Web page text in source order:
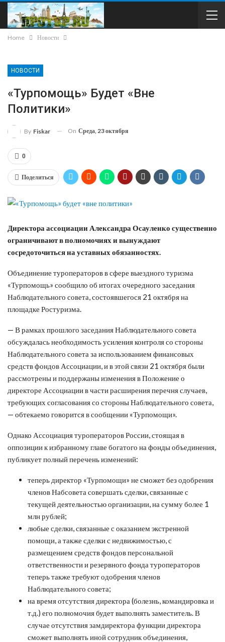
Home Новости
НОВОСТИ
«Турпомощь» Будет «вне
Политики»
By Fiskar On Среда, 23 октября
0
Поделиться
Директора ассоциации Александра Осауленко существенно
ограничивают в полномочиях и вынуждают
сосредоточиться на уставных обязанностях.
Объединение туроператоров в сфере выездного туризма
«Турпомощь» сообщило об итогах очередного заседания
Наблюдательного совета, состоявшегося 21 октября на
площадке Ростуризма.
— В рамках прошлого заседания Наблюдательного совета
обсуждалась необходимость усиления контроля со стороны
Наблюдательного совета за использованием финансовых
средств фондов Ассоциации, и в этой связи 21 октября были
рассмотрены и поддержаны изменения в Положение о
директоре Ассоциации в части расширения перечня случаев,
требующих согласования со стороны Наблюдательного совета,
— обтекаемо говорится в сообщении «Турпомощи».
Однако Ассоциация туроператоров России, стоящая в
оппозиции к избранному главе богатого на фонды объединения,
публикует полный перечень изменений:
теперь директор «Турпомощи» не сможет без одобрения
членов Набсовета совершать сделки, связанные с
текущей деятельностью организации, на сумму более 1
млн рублей;
любые сделки, связанные с оказанием экстренной
помощи, а также сделки с недвижимостью, с
размещением средств фондов персональной
ответственности и резервного фонда туроператоров
теперь также требуют одобрения членов
Наблюдательного совета;
на время отсутствия директора (болезнь, командировка и
т.д.) его полномочия будет выполнять заместитель. В
случае отсутствия замдиректора функции директора
сможет выполнять иной сотрудник объединения,